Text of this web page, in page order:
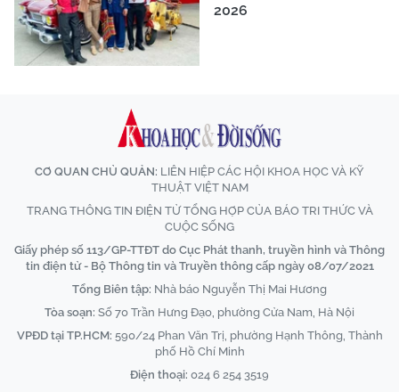
2026
CƠ QUAN CHỦ QUẢN: LIÊN HIỆP CÁC HỘI KHOA HỌC VÀ KỸ
THUẬT VIỆT NAM
TRANG THÔNG TIN ĐIỆN TỬ TỔNG HỢP CỦA BÁO TRI THỨC VÀ
CUỘC SỐNG
Giấy phép số 113/GP-TTĐT do Cục Phát thanh, truyền hình và Thông
tin điện tử - Bộ Thông tin và Truyền thông cấp ngày 08/07/2021
Tổng Biên tập: Nhà báo Nguyễn Thị Mai Hương
Tòa soạn: Số 70 Trần Hưng Đạo, phường Cửa Nam, Hà Nội
VPĐD tại TP.HCM: 590/24 Phan Văn Trị, phường Hạnh Thông, Thành
phố Hồ Chí Minh
Điện thoại: 024 6 254 3519